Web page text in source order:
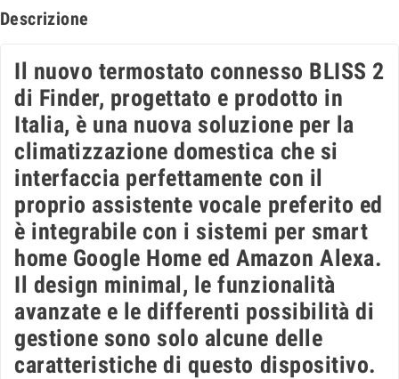
Descrizione
Il nuovo termostato connesso BLISS 2
di Finder, progettato e prodotto in
Italia, è una nuova soluzione per la
climatizzazione domestica che si
interfaccia perfettamente con il
proprio assistente vocale preferito ed
è integrabile con i sistemi per smart
home Google Home ed Amazon Alexa.
Il design minimal, le funzionalità
avanzate e le differenti possibilità di
gestione sono solo alcune delle
caratteristiche di questo dispositivo.